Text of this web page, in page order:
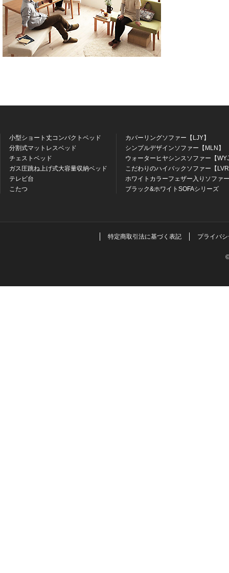
小型ショート丈コンパクトベッド
分割式マットレスベッド
チェストベッド
ガス圧跳ね上げ式大容量収納ベッド
テレビ台
こたつ
カバーリングソファー【LJY】
シンプルデザインソファー【MLN】
ウォーターヒヤシンスソファー【
こだわりのハイバックソファー【
ホワイトカラーフェザー入りソファ
ブラック&ホワイトSOFAシリーズ
特定商取引法に基づく表記 プライバ